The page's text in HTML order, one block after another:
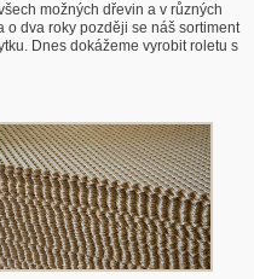
možných dřevin a v různých
dva roky později se náš sortiment
Dnes dokážeme vyrobit roletu s